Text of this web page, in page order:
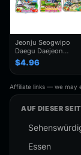
Jeonju Seogwipo
Daegu Daejeon
Chuncheon Andong
South Korea Fridge
Magnet Travel
Souvenir Gift
Handmade
$4.96
Affiliate links — we may
AUF DIESER
Essen